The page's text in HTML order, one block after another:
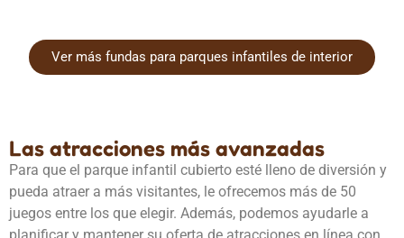
Ver más fundas para parques infantiles de interior
Las atracciones más avanzadas
Para que el parque infantil cubierto esté lleno de diversión y
pueda atraer a más visitantes, le ofrecemos más de 50
juegos entre los que elegir. Además, podemos ayudarle a
planificar y mantener su oferta de atracciones en línea con